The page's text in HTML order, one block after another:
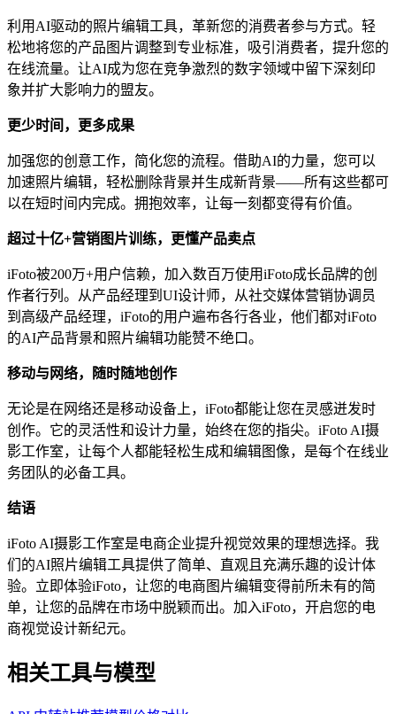
利用AI驱动的照片编辑工具，革新您的消费者参与方式。轻
松地将您的产品图片调整到专业标准，吸引消费者，提升您的
在线流量。让AI成为您在竞争激烈的数字领域中留下深刻印
象并扩大影响力的盟友。
更少时间，更多成果
加强您的创意工作，简化您的流程。借助AI的力量，您可以
加速照片编辑，轻松删除背景并生成新背景——所有这些都可
以在短时间内完成。拥抱效率，让每一刻都变得有价值。
超过十亿+营销图片训练，更懂产品卖点
iFoto被200万+用户信赖，加入数百万使用iFoto成长品牌的创
作者行列。从产品经理到UI设计师，从社交媒体营销协调员
到高级产品经理，iFoto的用户遍布各行各业，他们都对iFoto
的AI产品背景和照片编辑功能赞不绝口。
移动与网络，随时随地创作
无论是在网络还是移动设备上，iFoto都能让您在灵感迸发时
创作。它的灵活性和设计力量，始终在您的指尖。iFoto AI摄
影工作室，让每个人都能轻松生成和编辑图像，是每个在线业
务团队的必备工具。
结语
iFoto AI摄影工作室是电商企业提升视觉效果的理想选择。我
们的AI照片编辑工具提供了简单、直观且充满乐趣的设计体
验。立即体验iFoto，让您的电商图片编辑变得前所未有的简
单，让您的品牌在市场中脱颖而出。加入iFoto，开启您的电
商视觉设计新纪元。
相关工具与模型